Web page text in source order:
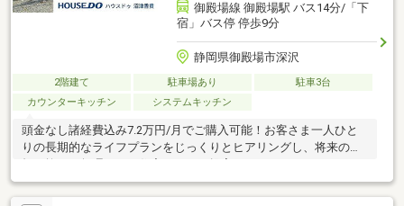
御殿場線 御殿場駅 バス14分/「下
宿」バス停 停歩9分
静岡県御殿場市深沢
2階建て 駐車場あり
駐車3台
カウンターキッチン
システムキッチン
頭金なし諸経費込み7.2万円/月でご購入可能！お客さま一人ひと
りの長期的なライフプランをじっくりとヒアリングし、将来の負